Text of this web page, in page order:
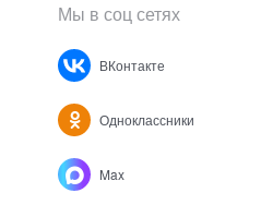
Мы в соц сетях
ВКонтакте
Одноклассники
Max